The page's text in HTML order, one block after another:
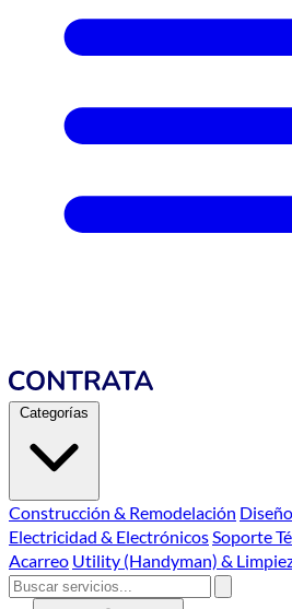
Categorías
Construcción & Remodelación
Electricidad & ElectrónicosSoporte
Acarreo Utility (Handyman) &